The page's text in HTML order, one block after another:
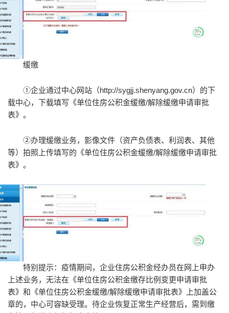
缓缴
①企业通过中心网站（http://sygjj.shenyang.gov.cn）的下
载中心，下载填写《单位住房公积金缓缴/解除缓缴申请审批
表》。
②办理缓缴业务，影像文件（资产负债表、利润表、其他
等）拍照上传填写的《单位住房公积金缓缴/解除缓缴申请审批
表》。
特别提示：疫情期间，企业住房公积金经办员在网上申办
上述业务，无法在《单位住房公积金缴存比例变更申请审批
表》和《单位住房公积金缓缴/解除缓缴申请审批表》上加盖公
章的，中心可容缺受理。待企业恢复正常生产经营后，需到缴